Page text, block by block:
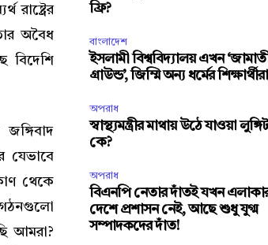
অবৈধ
বিদেশি
যেভাবে
থেকে
আমরা?
ফ্রি?
বাংলাদেশ
ইসলামী বিশ্ববিদ্যালয় এখন ‘জামাতী
গ্রাউন্ড’, জিম্মি অন্য ধর্মের শিক্ষার্থীরা
অপরাধ
স্বাস্থ্যমন্ত্রীর মাথায় উঠে যাওয়া
কে?
অপরাধ
বিএনপি নেতার দাঁতই যখন
দেশে প্রশাসন নেই, আছে শুধু যুগ্ম
সম্পাদকদের দাঁত!